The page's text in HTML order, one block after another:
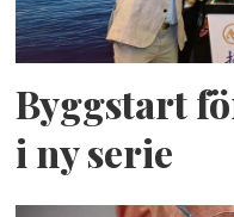
Byggstart
i ny serie